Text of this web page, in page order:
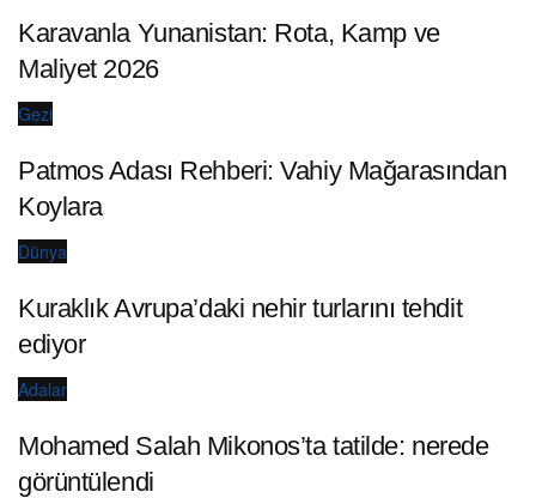
Karavanla Yunanistan: Rota, Kamp ve
Maliyet 2026
Gezi
Patmos Adası Rehberi: Vahiy Mağarasından
Koylara
Dünya
Kuraklık Avrupa’daki nehir turlarını tehdit
ediyor
Adalar
Mohamed Salah Mikonos’ta tatilde: nerede
görüntülendi